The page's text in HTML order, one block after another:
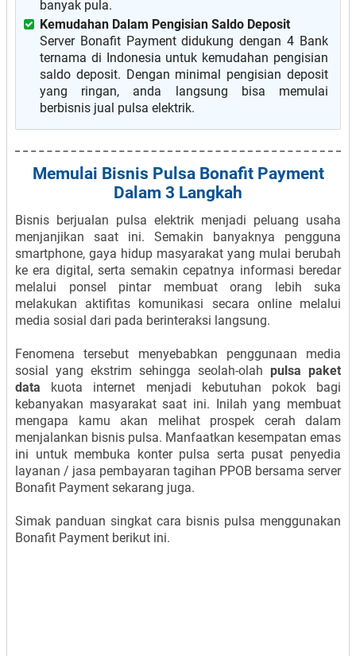
banyak pula.
Kemudahan Dalam Pengisian Saldo Deposit
Server Bonafit Payment didukung dengan 4 Bank
ternama di Indonesia untuk kemudahan pengisian
saldo deposit. Dengan minimal pengisian deposit
yang ringan, anda langsung bisa memulai
berbisnis jual pulsa elektrik.
Memulai Bisnis Pulsa Bonafit Payment
Dalam 3 Langkah
Bisnis berjualan pulsa elektrik menjadi peluang usaha
menjanjikan saat ini. Semakin banyaknya pengguna
smartphone, gaya hidup masyarakat yang mulai berubah
ke era digital, serta semakin cepatnya informasi beredar
melalui ponsel pintar membuat orang lebih suka
melakukan aktifitas komunikasi secara online melalui
media sosial dari pada berinteraksi langsung.
Fenomena tersebut menyebabkan penggunaan media
sosial yang ekstrim sehingga seolah-olah pulsa paket
data kuota internet menjadi kebutuhan pokok bagi
kebanyakan masyarakat saat ini. Inilah yang membuat
mengapa kamu akan melihat prospek cerah dalam
menjalankan bisnis pulsa. Manfaatkan kesempatan emas
ini untuk membuka konter pulsa serta pusat penyedia
layanan / jasa pembayaran tagihan PPOB bersama server
Bonafit Payment sekarang juga.
Simak panduan singkat cara bisnis pulsa menggunakan
Bonafit Payment berikut ini.